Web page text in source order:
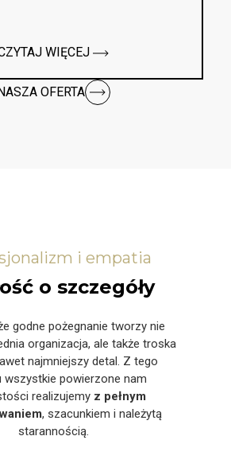
WIĘCEJ
OFERTA
i empatia
o szczegóły
godne pożegnanie tworzy nie
organizacja, ale także troska
najmniejszy detal. Z tego
wszystkie powierzone nam
realizujemy z pełnym
, szacunkiem i należytą
starannością.